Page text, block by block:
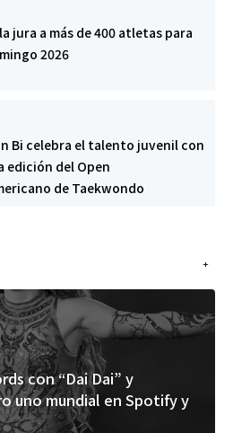
jura a más de 400 atletas para
2026
Bi celebra el talento juvenil con
edición del Open
de Taekwondo
+
con “Dai Dai” y
uno mundial en Spotify y